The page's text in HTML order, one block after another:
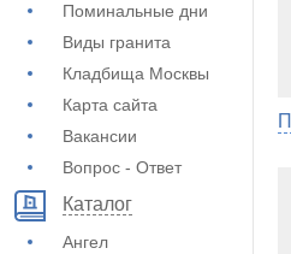
Поминальные дни
Виды гранита
Кладбища Москвы
Карта сайта
Вакансии
Вопрос - Ответ
Каталог
Ангел